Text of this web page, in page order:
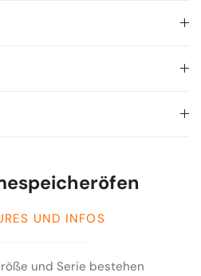
UND INFOS
und Serie bestehen